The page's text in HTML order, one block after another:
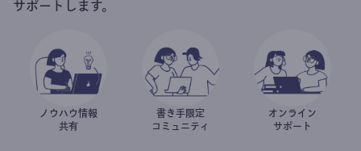
サポートします。
ノウハウ情報
共有
書き手限定
コミュニティ
オンライン
サポート